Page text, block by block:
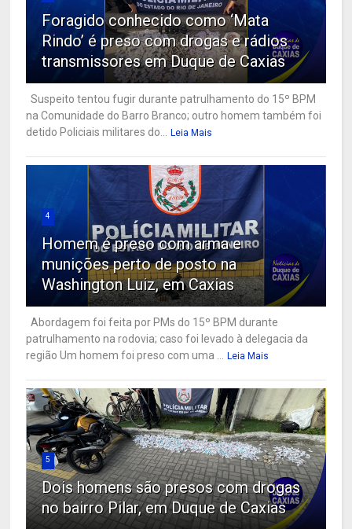
Foragido conhecido como ‘Mata
Rindo’ é preso com drogas e rádios
transmissores em Duque de Caxias
Suspeito tentou fugir durante patrulhamento do 15º BPM
na Comunidade do Barro Branco; outro homem também foi
detido Policiais militares do...
Leia Mais
4
Homem é preso com arma e
munições perto de posto na
Washington Luiz, em Caxias
Abordagem foi feita por PMs do 15º BPM durante
patrulhamento na rodovia; caso foi levado à delegacia da
região Um homem foi preso com uma ...
Leia Mais
5
Dois homens são presos com drogas
no bairro Pilar, em Duque de Caxias